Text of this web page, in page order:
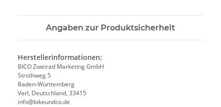
Angaben zur Produktsicherheit
Herstellerinformationen:
BICO Zweirad Marketing GmbH
Strothweg 5
Baden-Württemberg
Verl, Deutschland, 33415
info@bikeundco.de